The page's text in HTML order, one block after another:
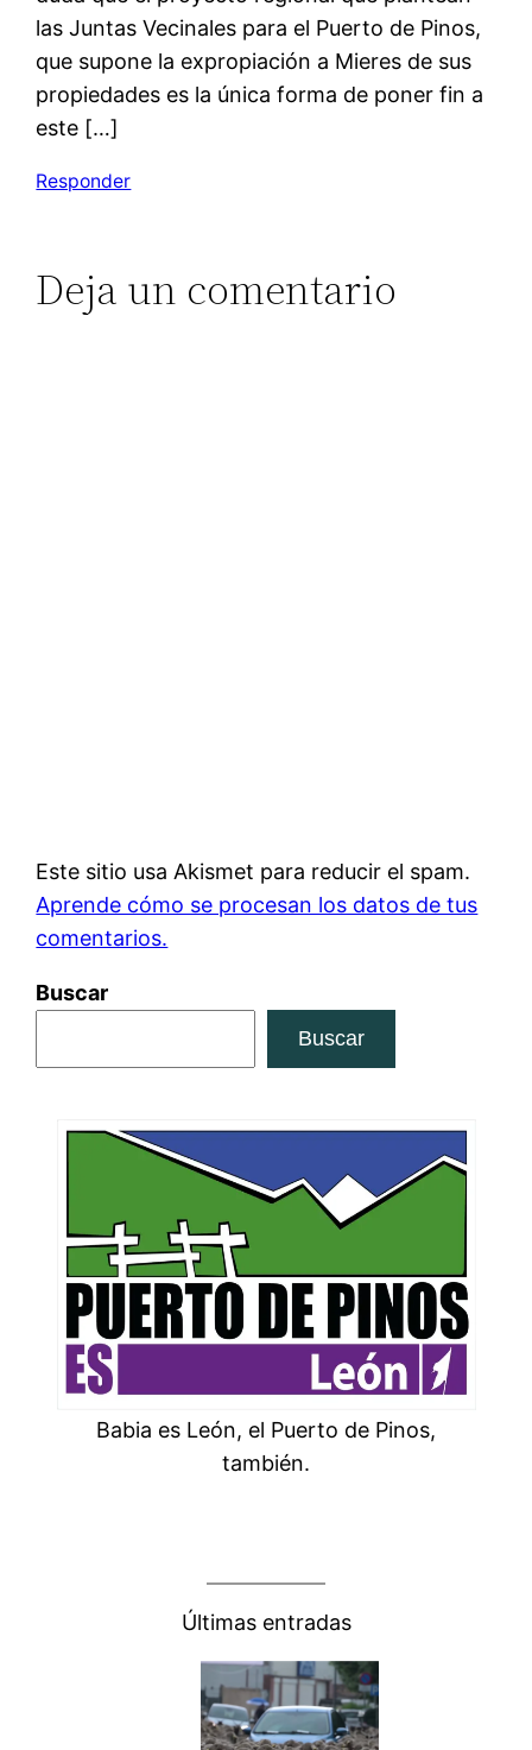
las Juntas Vecinales para el Puerto de Pinos,
que supone la expropiación a Mieres de sus
propiedades es la única forma de poner fin a
este […]
Responder
Deja un comentario
Este sitio usa Akismet para reducir el spam.
Aprende cómo se procesan los datos de tus
comentarios.
Buscar
Buscar
Babia es León, el Puerto de Pinos,
también.
Últimas entradas